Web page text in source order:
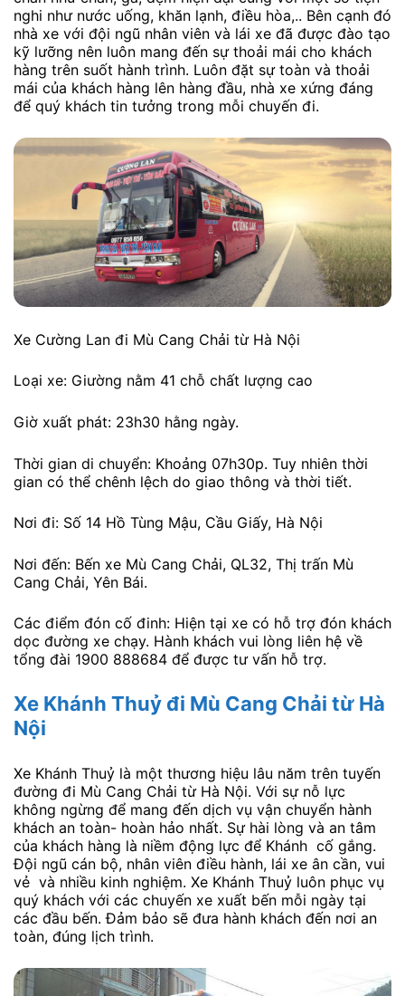
nghi như nước uống, khăn lạnh, điều hòa,.. Bên cạnh đó
nhà xe với đội ngũ nhân viên và lái xe đã được đào tạo
kỹ lưỡng nên luôn mang đến sự thoải mái cho khách
hàng trên suốt hành trình. Luôn đặt sự toàn và thoải
mái của khách hàng lên hàng đầu, nhà xe xứng đáng
để quý khách tin tưởng trong mỗi chuyến đi.
Xe Cường Lan đi Mù Cang Chải từ Hà Nội
Loại xe: Giường nằm 41 chỗ chất lượng cao
Giờ xuất phát: 23h30 hằng ngày.
Thời gian di chuyển: Khoảng 07h30p. Tuy nhiên thời
gian có thể chênh lệch do giao thông và thời tiết.
Nơi đi: Số 14 Hồ Tùng Mậu, Cầu Giấy, Hà Nội
Nơi đến: Bến xe Mù Cang Chải, QL32, Thị trấn Mù
Cang Chải, Yên Bái.
Các điểm đón cố đinh: Hiện tại xe có hỗ trợ đón khách
dọc đường xe chạy. Hành khách vui lòng liên hệ về
tổng đài 1900 888684 để được tư vấn hỗ trợ.
Xe Khánh Thuỷ đi Mù Cang Chải từ Hà
Nội
Xe Khánh Thuỷ là một thương hiệu lâu năm trên tuyến
đường đi Mù Cang Chải từ Hà Nội. Với sự nỗ lực
không ngừng để mang đến dịch vụ vận chuyển hành
khách an toàn- hoàn hảo nhất. Sự hài lòng và an tâm
của khách hàng là niềm động lực để Khánh cố gắng.
Đội ngũ cán bộ, nhân viên điều hành, lái xe ân cần, vui
vẻ và nhiều kinh nghiệm. Xe Khánh Thuỷ luôn phục vụ
quý khách với các chuyến xe xuất bến mỗi ngày tại
các đầu bến. Đảm bảo sẽ đưa hành khách đến nơi an
toàn, đúng lịch trình.